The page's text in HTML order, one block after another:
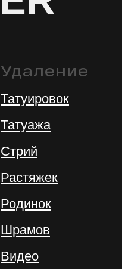
Удаление
Татуировок
Татуажа
Стрий
Растяжек
Родинок
Шрамов
Видео